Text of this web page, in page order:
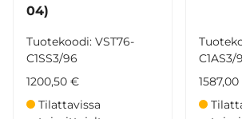
04)
Tuotekoodi: VST76-
C1SS3/96
1200,50 €
Tilattavissa
C1AS3/